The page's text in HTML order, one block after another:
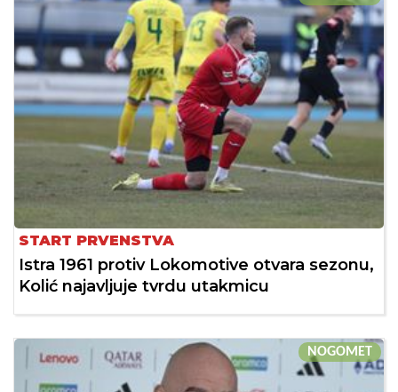
START PRVENSTVA
Istra 1961 protiv Lokomotive otvara sezonu,
Kolić najavljuje tvrdu utakmicu
NOGOMET